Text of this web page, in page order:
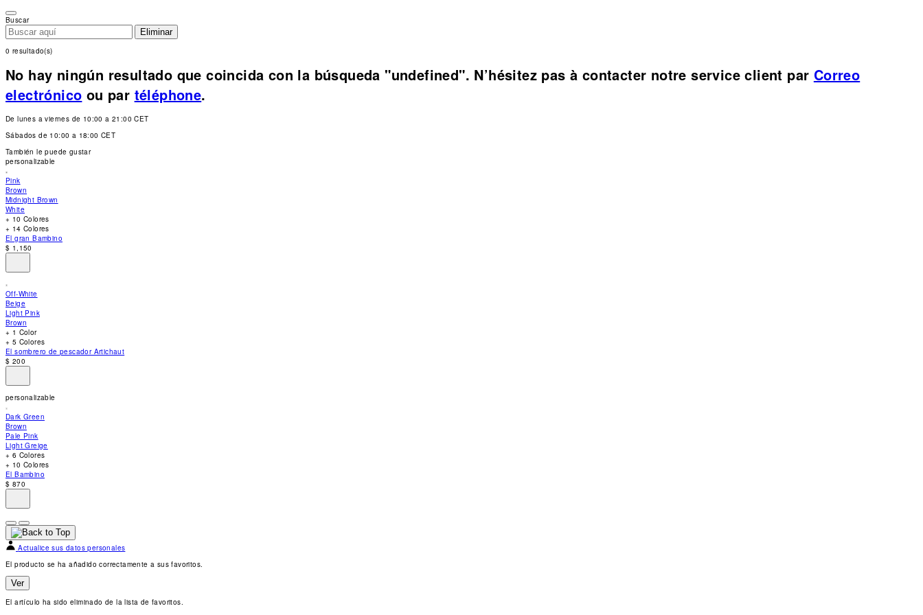
note:
This
website
an
system.
Press
Control-
F11
adjust
website
to
people
with
visual
disabilities
who
are
using
a
screen
reader;
Press
F10
to
open
an
accessibility
menu.
Buscar
Eliminar
0 resultado(s)
No hay ningún resultado que coincida con la búsqueda "undefined". N’hésitez pas à contacter notre service client par Correo
electrónico ou par téléphone.
De lunes a viernes de 10:00 a 21:00 CET
Sábados de 10:00 a 18:00 CET
También le puede gustar
personalizable
Pink
Brown
Midnight Brown
White
+ 10 Colores
+ 14 Colores
El gran Bambino
$ 1,150
Off-White
Beige
Light Pink
Brown
+ 1 Color
+ 5 Colores
El sombrero de pescador Artichaut
$ 200
personalizable
Dark Green
Brown
Pale Pink
Light Greige
+ 6 Colores
+ 10 Colores
El Bambino
$ 870
Actualice sus datos personales
El producto se ha añadido correctamente a sus favoritos.
Ver
El artículo ha sido eliminado de la lista de favoritos.